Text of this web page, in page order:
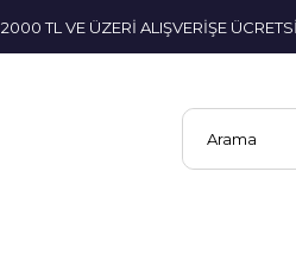
2000 TL VE ÜZERİ ALIŞVERİŞE